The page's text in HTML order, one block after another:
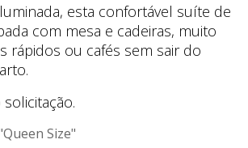
esta confortável suíte de
com mesa e cadeiras, muito
rápidos ou cafés sem sair do
Size"